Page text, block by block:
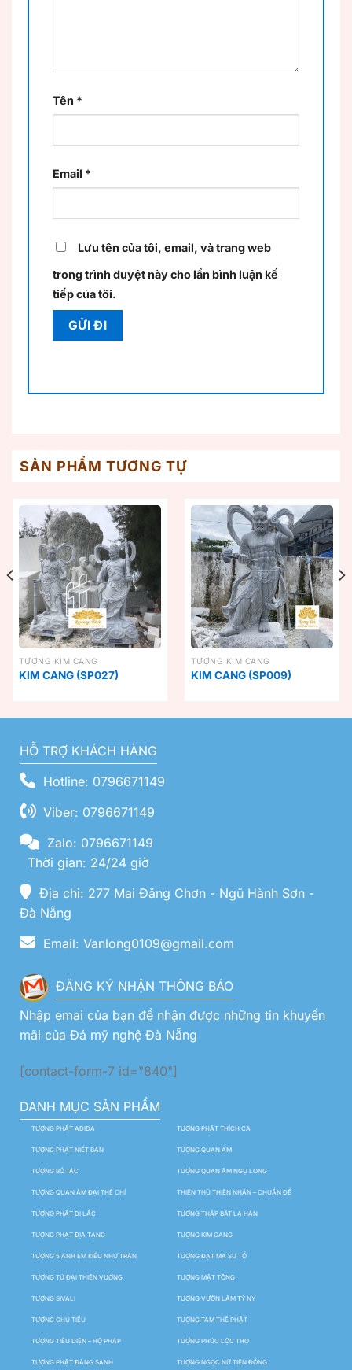
Tên *
Email *
Lưu tên của tôi, email, và trang web
trong trình duyệt này cho lần bình luận kế
tiếp của tôi.
SẢN PHẨM TƯƠNG TỰ
TƯỢNG KIM CANG
KIM CANG (SP027)
TƯỢNG KIM CANG
KIM CANG (SP009)
HỖ TRỢ KHÁCH HÀNG
Hotline: 0796671149
Viber: 0796671149
Zalo: 0796671149
Thời gian: 24/24 giờ
Địa chỉ: 277 Mai Đăng Chơn - Ngũ Hành Sơn -
Đà Nẵng
Email: Vanlong0109@gmail.com
ĐĂNG KÝ NHẬN THÔNG BÁO
Nhập emai của bạn để nhận được những tin khuyến
mãi của Đá mỹ nghệ Đà Nẵng
[contact-form-7 id="840"]
DANH MỤC SẢN PHẨM
TƯỢNG PHẬT ADIDA TƯỢNG PHẬT THÍCH CA
TƯỢNG PHẬT NIẾT BÀN TƯỢNG QUAN ÂM
TƯỢNG BỒ TÁC TƯỢNG QUAN ÂM NGỰ LONG
TƯỢNG QUAN ÂM ĐẠI THẾ CHÍ THIÊN THỦ THIÊN NHÃN – CHUẨN ĐỀ
TƯỢNG PHẬT DI LẶC TƯỢNG THẬP BÁT LA HÁN
TƯỢNG PHẬT ĐỊA TẠNG TƯỢNG KIM CANG
TƯỢNG 5 ANH EM KIỀU NHƯ TRẦN TƯỢNG ĐẠT MA SƯ TỔ
TƯỢNG TỨ ĐẠI THIÊN VƯƠNG TƯỢNG MẬT TÔNG
TƯỢNG SIVALI TƯỢNG VƯỜN LÂM TỲ NY
TƯỢNG CHÚ TIỂU TƯỢNG TAM THẾ PHẬT
TƯỢNG TIÊU DIỆN – HỘ PHÁP TƯỢNG PHÚC LỘC THỌ
TƯỢNG PHẬT ĐẢNG SANH TƯỢNG NGỌC NỮ TIÊN ĐỒNG